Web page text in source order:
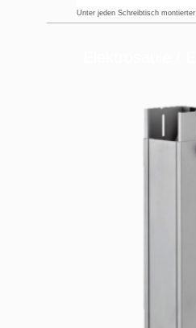
Unter jeden Schreibtisch montierter